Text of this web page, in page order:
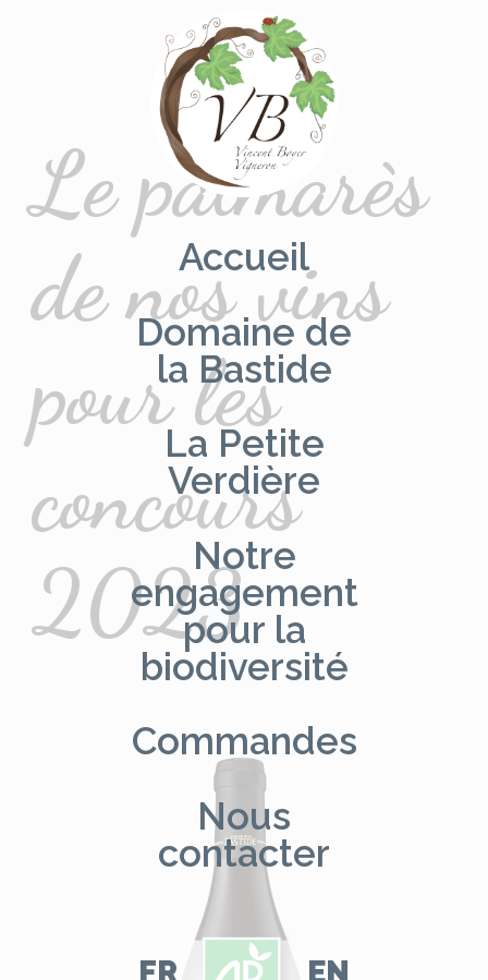
contenu
Accueil
Domaine de
la Bastide
La Petite
Verdière
Notre
engagement
pour la
biodiversité
Commandes
Nous
contacter
FR EN
Le palmarès
de nos vins
pour les
concours
2023